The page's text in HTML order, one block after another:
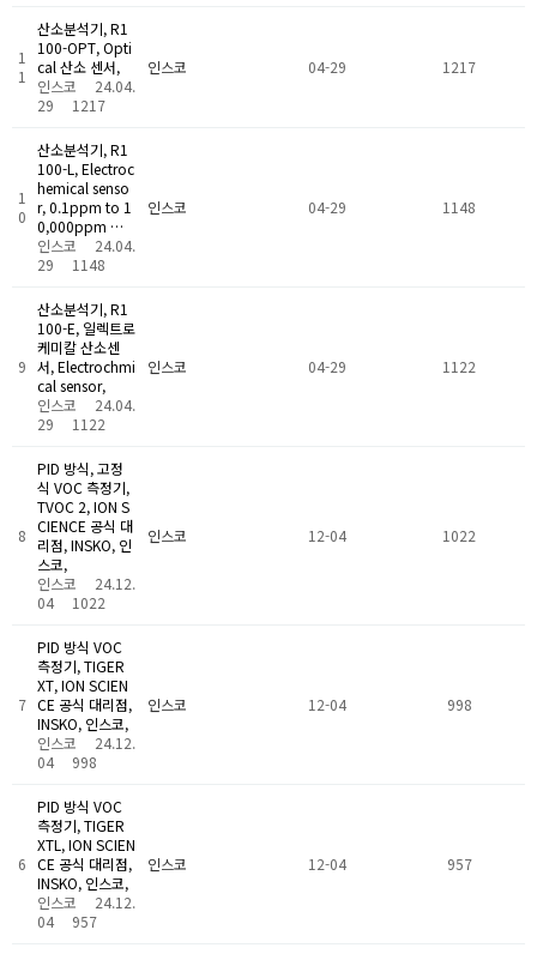
1
1
산소분석기, R1
100-OPT, Opti
cal 산소 센서,
인스코
24.04.
29
1217
인스코 04-29 1217
1
0
산소분석기, R1
100-L, Electroc
hemical senso
r, 0.1ppm to 1
0,000ppm …
인스코
24.04.
29
1148
인스코 04-29 1148
9
산소분석기, R1
100-E, 일렉트로
케미칼 산소센
서, Electrochmi
cal sensor,
인스코
24.04.
29
1122
인스코 04-29 1122
8
PID 방식, 고정
식 VOC 측정기,
TVOC 2, ION S
CIENCE 공식 대
리점, INSKO, 인
스코,
인스코
24.12.
04
1022
인스코 12-04 1022
7
PID 방식 VOC
측정기, TIGER
XT, ION SCIEN
CE 공식 대리점,
INSKO, 인스코,
인스코
24.12.
04
998
인스코 12-04 998
6
PID 방식 VOC
측정기, TIGER
XTL, ION SCIEN
CE 공식 대리점,
INSKO, 인스코,
인스코
24.12.
04
957
인스코 12-04 957